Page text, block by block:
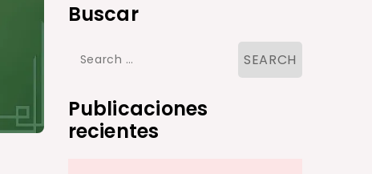
Buscar
Search
Publicaciones
recientes